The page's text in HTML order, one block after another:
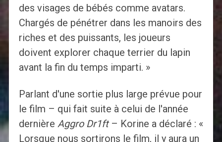
des visages de bébés comme avatars.
Chargés de pénétrer dans les manoirs des
riches et des puissants, les joueurs
doivent explorer chaque terrier du lapin
avant la fin du temps imparti. »
Parlant d'une sortie plus large prévue pour
le film – qui fait suite à celui de l'année
dernière Aggro Dr1ft– Korine a déclaré : «
Lorsque nous sortirons le film, il y aura un